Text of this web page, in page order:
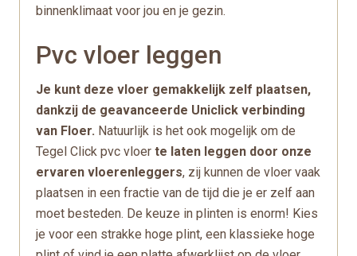
binnenklimaat voor jou en je gezin.
Pvc vloer leggen
Je kunt deze vloer gemakkelijk zelf plaatsen,
dankzij de geavanceerde Uniclick verbinding
van Floer. Natuurlijk is het ook mogelijk om de
Tegel Click pvc vloer te laten leggen door onze
ervaren vloerenleggers, zij kunnen de vloer vaak
plaatsen in een fractie van de tijd die je er zelf aan
moet besteden. De keuze in plinten is enorm! Kies
je voor een strakke hoge plint, een klassieke hoge